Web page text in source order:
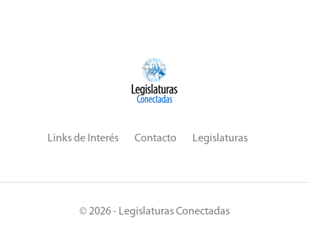
Links de Interés Contacto Legislaturas
© 2026 - Legislaturas Conectadas